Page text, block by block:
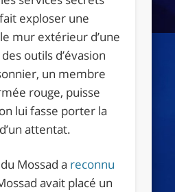
exploser une
mur extérieur d’une
outils d’évasion
un membre
rouge, puisse
lui fasse porter la
attentat.
Mossad a reconnu
avait placé un